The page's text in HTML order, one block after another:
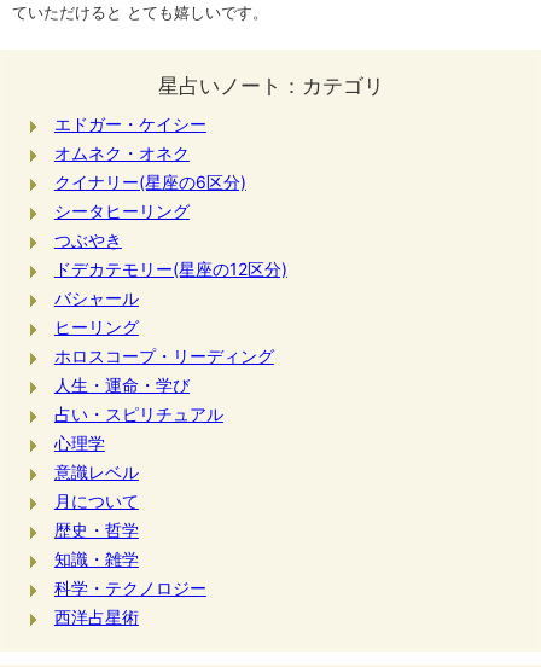
ていただけると とても嬉しいです。
星占いノート：カテゴリ
エドガー・ケイシー
オムネク・オネク
クイナリー(星座の6区分)
シータヒーリング
つぶやき
ドデカテモリー(星座の12区分)
バシャール
ヒーリング
ホロスコープ・リーディング
人生・運命・学び
占い・スピリチュアル
心理学
意識レベル
月について
歴史・哲学
知識・雑学
科学・テクノロジー
西洋占星術